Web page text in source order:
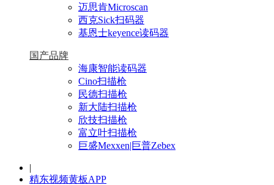
迈思肯Microscan
西克Sick扫码器
基恩士keyence读码器
国产品牌
海康智能读码器
Cino扫描枪
民德扫描枪
新大陆扫描枪
欣技扫描枪
富立叶扫描枪
巨盛Mexxen|巨普Zebex
|
精东视频黄板APP